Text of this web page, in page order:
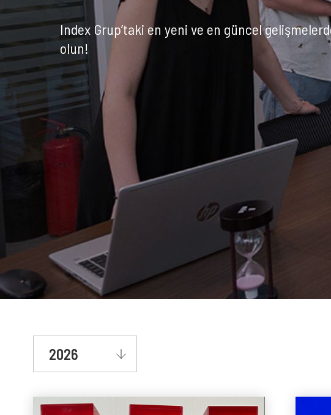
Index Grup’taki en yeni ve en güncel
olun!